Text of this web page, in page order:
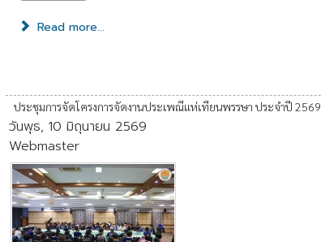
Read more...
ประชุมการจัดโครงการจัดงานประเพณีแห่เทียนพรรษา ประจำปี 2569
วันพุธ, 10 มิถุนายน 2569
Webmaster